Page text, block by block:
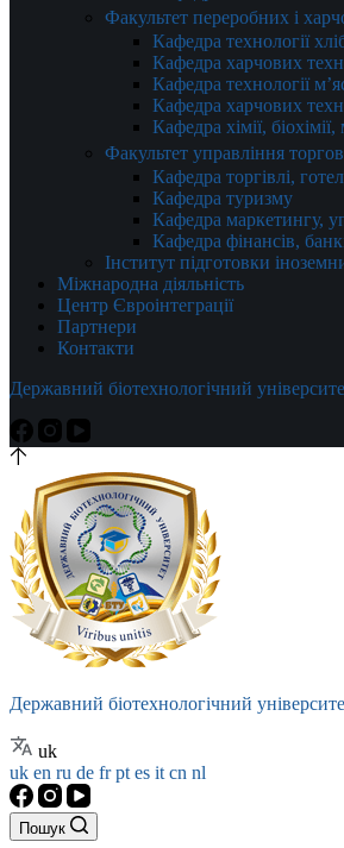
Факультет переробних і
Кафедра технології
Кафедра харчових
Кафедра технології
Кафедра харчових
Кафедра хімії,
Факультет управління
Кафедра торгівлі,
Кафедра туризму
Кафедра маркетингу,
Кафедра фінансів,
Інститут підготовки
Міжнародна діяльність
Центр Євроінтеграції
Партнери
Контакти
Державний біотехнологічний
Державний біотехнологічний
uk
uk en ru de frpt es it cn nl
Пошук